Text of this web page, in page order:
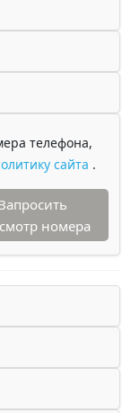
телефона,
сайта .
номера